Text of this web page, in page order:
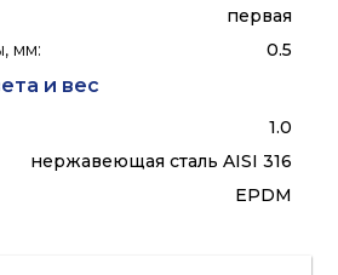
первая
мм: 0.5
и вес
1.0
нержавеющая сталь AISI 316
EPDM